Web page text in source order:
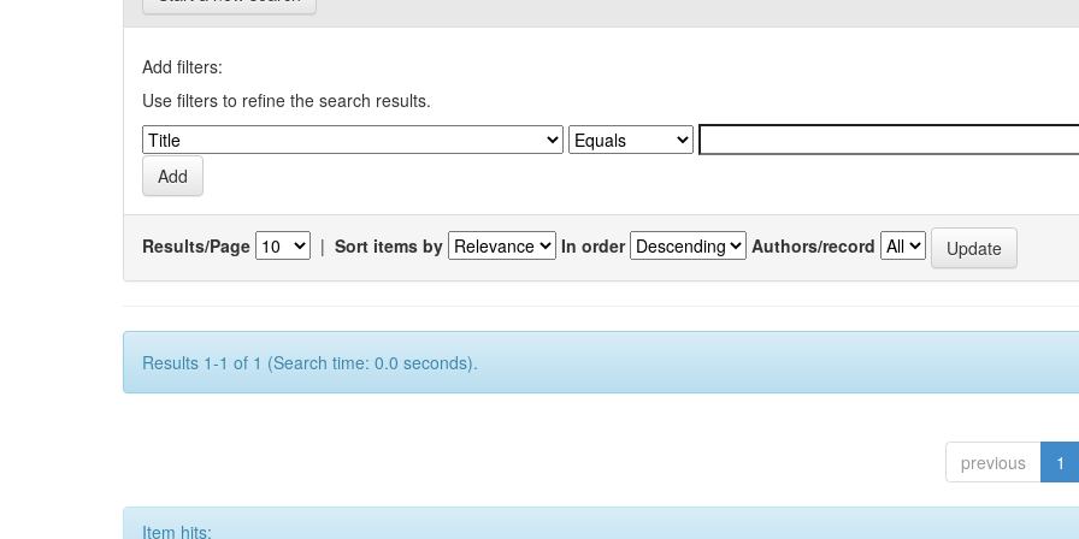
Add filters:
Use filters to refine the search results.
Results/Page | Sort items by In order Authors/record
Results 1-1 of 1 (Search time: 0.0 seconds).
previous 1
Item hits: